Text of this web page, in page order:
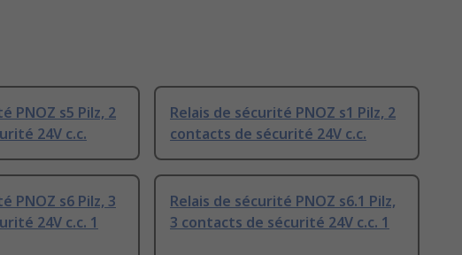
PNOZ s5 Pilz, 2
24V c.c.
Relais de sécurité PNOZ s1 Pilz, 2
contacts de sécurité 24V c.c.
PNOZ s6 Pilz, 3
24V c.c. 1
Relais de sécurité PNOZ s6.1 Pilz,
3 contacts de sécurité 24V c.c. 1